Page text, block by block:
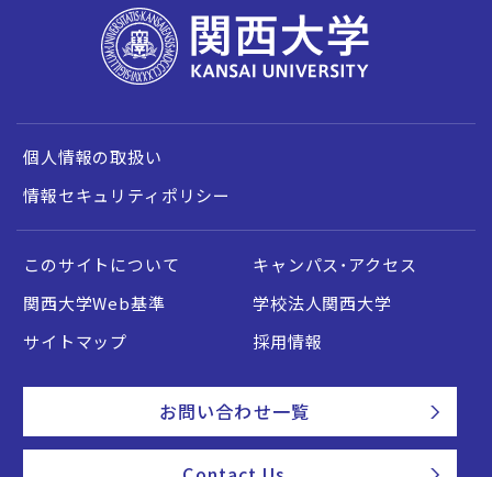
個人情報の取扱い
情報セキュリティポリシー
このサイトについて
キャンパス・アクセス
関西大学Web基準
学校法人関西大学
サイトマップ
採用情報
お問い合わせ一覧